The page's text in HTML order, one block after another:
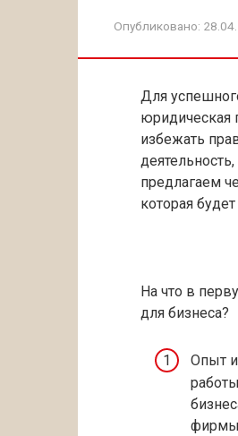
Опубликовано:
Для
юридическая
избежать
предлагаем
которая
На что в
для бизнеса?
Опыт
фирмы